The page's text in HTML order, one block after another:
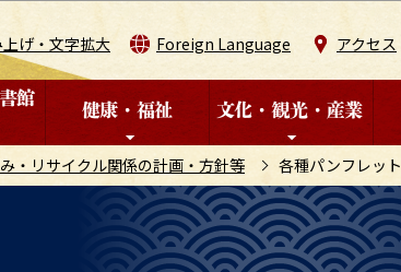
げ・文字拡大 Foreign Language アクセス
・リサイクル関係の計画・方針等 各種パンフレット